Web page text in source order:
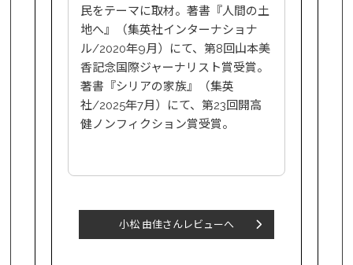
民をテーマに取材。著書『人間の土
地へ』（集英社インターナショナ
ル/2020年9月）にて、第8回山本美
香記念国際ジャーナリスト賞受賞。
著書『シリアの家族』（集英
社/2025年7月）にて、第23回開高
健ノンフィクション賞受賞。
小松 由佳さんレビューへ